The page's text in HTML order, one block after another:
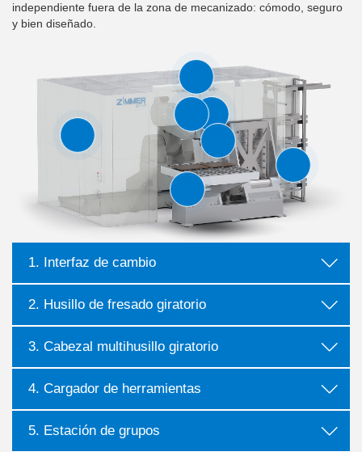
independiente fuera de la zona de mecanizado: cómodo, seguro
y bien diseñado.
más
1. Interfaz de cambio
2. Husillo de fresado giratorio
3. Cabezal multihusillo giratorio
4. Cargador de herramientas
5. Estación de grupos